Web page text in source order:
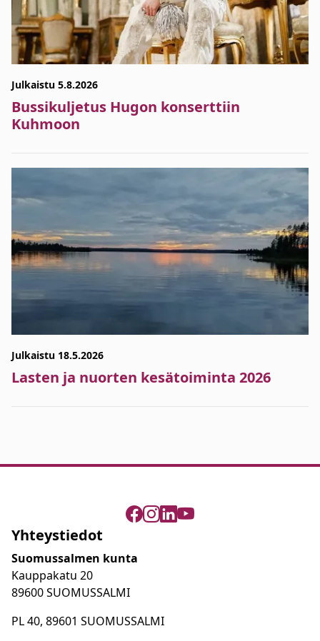
Julkaistu 5.8.2026
Bussikuljetus Hugon konserttiin
Kuhmoon
Julkaistu 18.5.2026
Lasten ja nuorten kesätoiminta 2026
Yhteystiedot
Suomussalmen kunta
Kauppakatu 20
89600 SUOMUSSALMI
PL 40, 89601 SUOMUSSALMI